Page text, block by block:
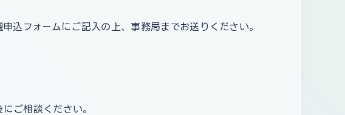
込フォームにご記入の上、事務局までお送りください。
ご相談ください。